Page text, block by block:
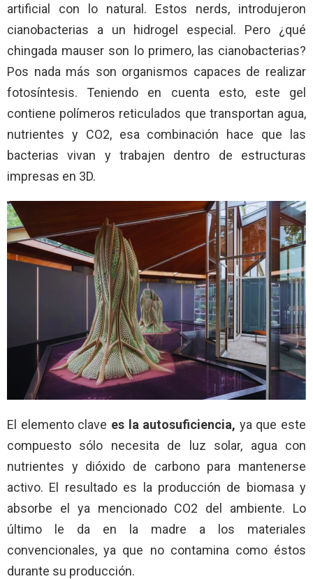
artificial con lo natural. Estos nerds, introdujeron
cianobacterias a un hidrogel especial. Pero ¿qué
chingada mauser son lo primero, las cianobacterias?
Pos nada más son organismos capaces de realizar
fotosíntesis. Teniendo en cuenta esto, este gel
contiene polímeros reticulados que transportan agua,
nutrientes y CO2, esa combinación hace que las
bacterias vivan y trabajen dentro de estructuras
impresas en 3D.
El elemento clave es la autosuficiencia, ya que este
compuesto sólo necesita de luz solar, agua con
nutrientes y dióxido de carbono para mantenerse
activo. El resultado es la producción de biomasa y
absorbe el ya mencionado CO2 del ambiente. Lo
último le da en la madre a los materiales
convencionales, ya que no contamina como éstos
durante su producción.